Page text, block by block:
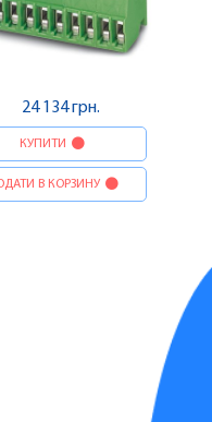
24 134 грн.
КУПИТИ
В КОРЗИНУ